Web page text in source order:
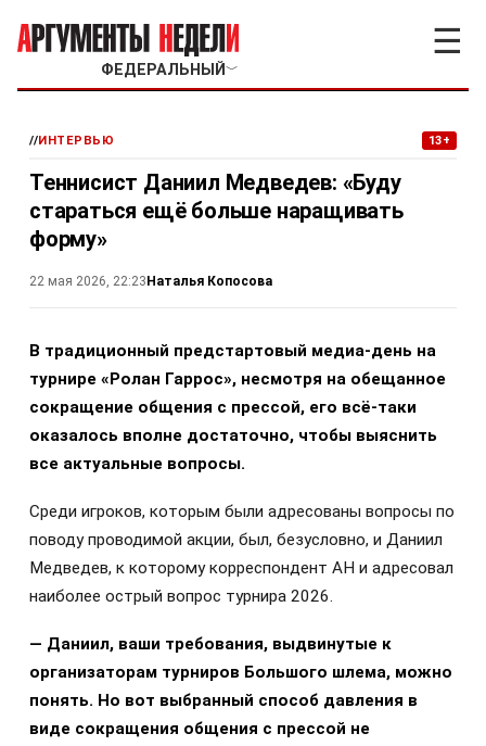
ФЕДЕРАЛЬНЫЙ ﹀
☰
//ИНТЕРВЬЮ 13+
Теннисист Даниил Медведев: «Буду
стараться ещё больше наращивать
форму»
22 мая 2026, 22:23Наталья Копосова
В традиционный предстартовый медиа-день на
турнире «Ролан Гаррос», несмотря на обещанное
сокращение общения с прессой, его всё-таки
оказалось вполне достаточно, чтобы выяснить
все актуальные вопросы.
Среди игроков, которым были адресованы вопросы по
поводу проводимой акции, был, безусловно, и Даниил
Медведев, к которому корреспондент АН и адресовал
наиболее острый вопрос турнира 2026.
— Даниил, ваши требования, выдвинутые к
организаторам турниров Большого шлема, можно
понять. Но вот выбранный способ давления в
виде сокращения общения с прессой не